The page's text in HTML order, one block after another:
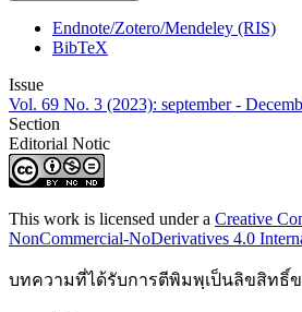
Endnote/Zotero/Mendeley (RIS)
BibTeX
Issue
Vol. 69 No. 3 (2023): september -
Section
Editorial Notic
This work is licensed under a Creative
NonCommercial-NoDerivatives 4.0
บทความที่ได้รับการตีพิมพฺเป็นลิขสิทธิ์ข